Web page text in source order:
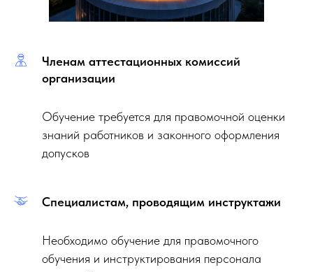
Членам аттестационных комиссий
организации
Обучение требуется для правомочной оценки
знаний работников и законного оформления
допусков
Специалистам, проводящим инструктажи
Необходимо обучение для правомочного
обучения и инструктирования персонала